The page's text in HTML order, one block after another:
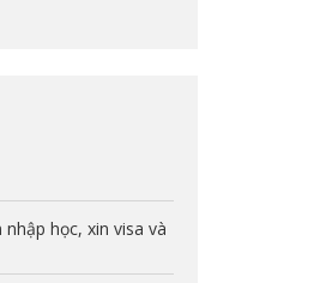
học, xin visa và